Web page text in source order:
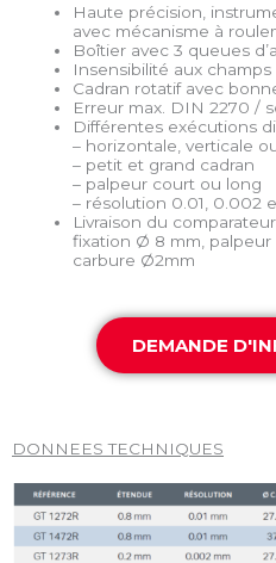
Haute précision,
avec mécanisme à
Boîtier avec 3 queues
Insensibilité aux
Cadran rotatif avec
Erreur max. DIN 2270 /
Différentes exécutions
– horizontale, verticale
– petit et grand cadran
– palpeur court ou long
– résolution 0.01, 0.002
Livraison du
fixation Ø 8 mm,
carbure Ø2mm
DEMANDE
DONNEES TECHNIQUES